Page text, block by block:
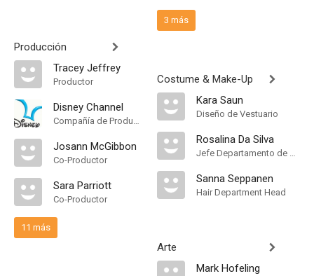
Producción
Tracey Jeffrey
Productor
Disney Channel
Compañía de Produccion
Josann McGibbon
Co-Productor
Sara Parriott
Co-Productor
11 más
3 más
Costume & Make-Up
Kara Saun
Diseño de Vestuario
Rosalina Da Silva
Jefe Departamento de Maquillaje
Sanna Seppanen
Hair Department Head
Arte
Mark Hofeling